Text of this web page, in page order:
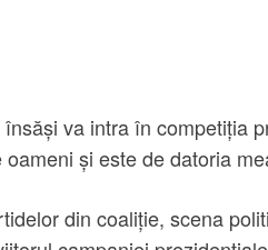
va intra în competiția
și este de datoria
din coaliție, scena